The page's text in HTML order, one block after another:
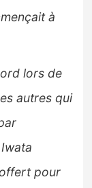
à
lors de
autres qui
pour